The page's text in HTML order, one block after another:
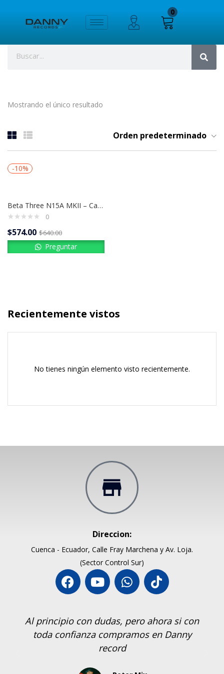
0
Mostrando el único resultado
Orden predeterminado
-10%
Beta Three N15A MKII – Caja Amplificada de 15″ con USB y 400W RMS
0
$574.00 $640.00
Preguntar
Recientemente vistos
No tienes ningún elemento visto recientemente.
Direccion:
Cuenca - Ecuador, Calle Fray Marchena y Av. Loja.
(Sector Control Sur)
Al principio con dudas, pero ahora si con
toda confianza compramos en Danny
record